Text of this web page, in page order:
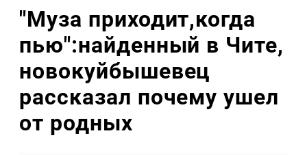
"Муза приходит,когда
пью":найденный в Чите,
новокуйбышевец
рассказал почему ушел
от родных